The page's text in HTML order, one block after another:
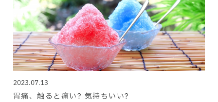
2023.07.13
胃痛、触ると痛い? 気持ちいい?